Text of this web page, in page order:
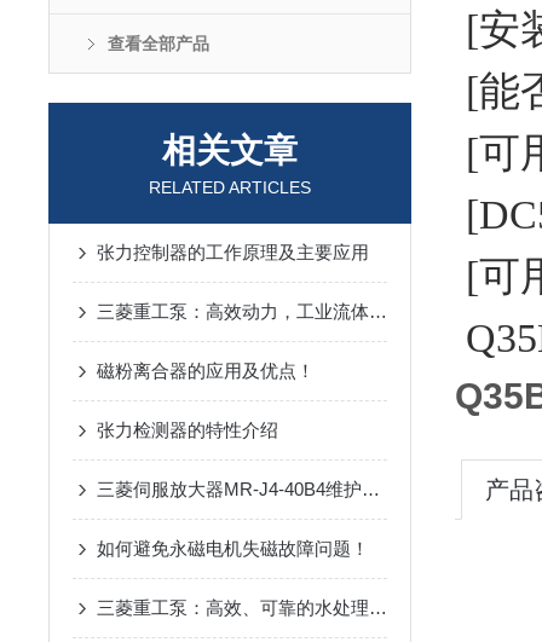
查看全部产品
相关文章
RELATED ARTICLES
张力控制器的工作原理及主要应用
三菱重工泵：高效动力，工业流体输送的可靠选择
磁粉离合器的应用及优点！
张力检测器的特性介绍
三菱伺服放大器MR-J4-40B4维护手册：定期检查、清洁与寿命延长技巧
如何避免永磁电机失磁故障问题！
三菱重工泵：高效、可靠的水处理解决方案
[安
[能
[可
[可
产品